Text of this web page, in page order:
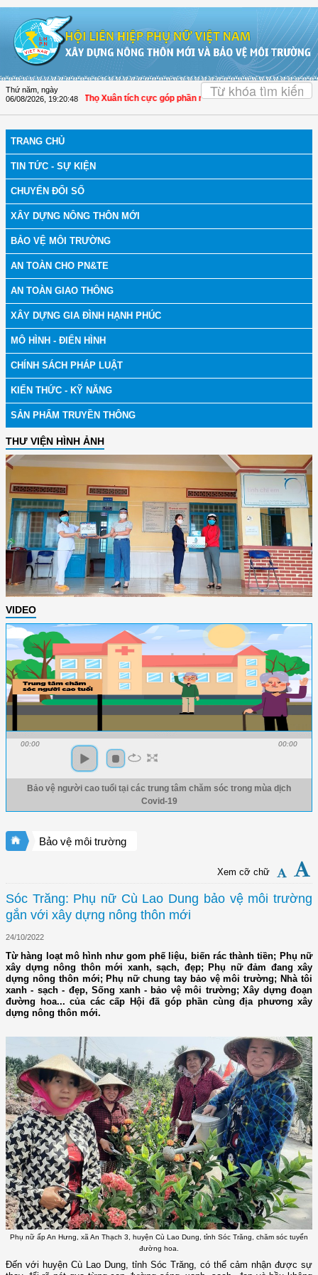
Thứ năm, ngày
06/08/2026 19:20:49
Hóa: Hội LHPN Thọ Xuân tích cực góp phần nâng cao tỷ lệ người dân tham
TRANG CHỦ
TIN TỨC - SỰ KIỆN
CHUYỂN ĐỔI SỐ
XÂY DỰNG NÔNG THÔN MỚI
BẢO VỆ MÔI TRƯỜNG
AN TOÀN CHO PN&TE
AN TOÀN GIAO THÔNG
XÂY DỰNG GIA ĐÌNH HẠNH PHÚC
MÔ HÌNH - ĐIỂN HÌNH
CHÍNH SÁCH PHÁP LUẬT
KIẾN THỨC - KỸ NĂNG
SẢN PHẨM TRUYỀN THÔNG
THƯ VIỆN HÌNH ẢNH
VIDEO
00:00 00:00
Bảo vệ người cao tuổi tại các trung tâm chăm sóc trong mùa dịch
Covid-19
Bảo vệ môi trường
Xem cỡ chữ
Sóc Trăng: Phụ nữ Cù Lao Dung bảo vệ môi trường
gắn với xây dựng nông thôn mới
24/10/2022
Từ hàng loạt mô hình như gom phế liệu, biến rác thành tiền; Phụ nữ
xây dựng nông thôn mới xanh, sạch, đẹp; Phụ nữ đảm đang xây
dựng nông thôn mới; Phụ nữ chung tay bảo vệ môi trường; Nhà tôi
xanh - sạch - đẹp, Sống xanh - bảo vệ môi trường; Xây dựng đoạn
đường hoa... của các cấp Hội đã góp phần cùng địa phương xây
dựng nông thôn mới.
Phụ nữ ấp An Hưng, xã An Thạch 3, huyện Cù Lao Dung, tỉnh Sóc Trăng, chăm sóc tuyến
đường hoa.
Đến với huyện Cù Lao Dung, tỉnh Sóc Trăng, có thể cảm nhận được sự
OK